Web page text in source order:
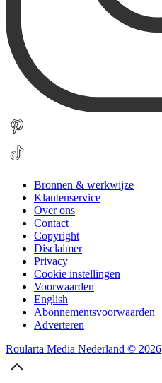
Bronnen & werkwijze
Klantenservice
Over ons
Contact
Copyright
Disclaimer
Privacy
Cookie instellingen
Voorwaarden
English
Abonnementsvoorwaarden
Adverteren
Roularta Media Nederland © 2026